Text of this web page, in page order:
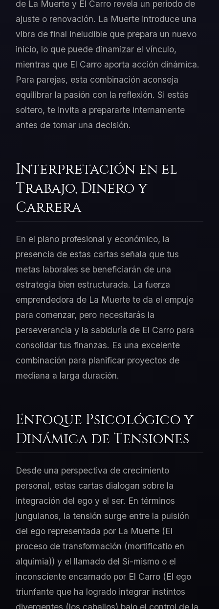
de La Muerte y El Carro revela un periodo de
ajuste o renovación. La Muerte introduce una
vibra de final ineludible que prepara un nuevo
inicio, lo que puede dinamizar el vínculo,
mientras que El Carro aporta acción dinámica.
Para parejas, esta combinación aconseja
equilibrar la pasión con la reflexión. Si estás
soltero, te invita a prepararte internamente
antes de tomar una decisión.
Interpretación en el
Trabajo, Dinero y
Carrera
En el plano profesional y económico, la
presencia de estas cartas señala que tus
metas laborales se beneficiarán de una
estrategia bien estructurada. La fuerza
emprendedora de La Muerte te da el empuje
para comenzar, pero necesitarás la
perseverancia y la sabiduría de El Carro para
consolidar tus finanzas. Es una excelente
combinación para planificar proyectos de
mediana a larga duración.
Enfoque Psicológico y
Dinámica de Tensiones
Desde una perspectiva de crecimiento
personal, estas cartas dialogan sobre la
integración del ego y el ser. En términos
junguianos, la tensión surge entre la pulsión
del ego representada por La Muerte (El
proceso de transformación (mortificatio en
alquimia)) y el llamado del Sí-mismo o el
inconsciente encarnado por El Carro (El ego
triunfante que ha logrado integrar instintos